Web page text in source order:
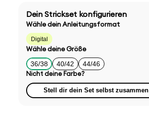
Dein Strickset konfigurieren
Wähle dein Anleitungsformat
Digital
Wähle deine Größe
36/38 40/42 44/46
Nicht deine Farbe?
Stell dir dein Set selbst zusammen